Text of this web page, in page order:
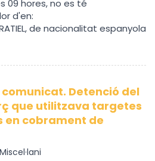
09 hores, no es té
d'en:
de nacionalitat espanyola
comunicat. Detenció del
que utilitzava targetes
en cobrament de
Miscel·lani